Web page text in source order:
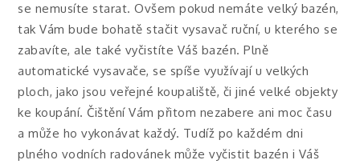
se nemusíte starat. Ovšem pokud nemáte velký bazén,
tak Vám bude bohatě stačit vysavač ruční, u kterého se
zabavíte, ale také vyčistíte Váš bazén. Plně
automatické vysavače, se spíše využívají u velkých
ploch, jako jsou veřejné koupaliště, či jiné velké objekty
ke koupání. Čištění Vám přitom nezabere ani moc času
a může ho vykonávat každý. Tudíž po každém dni
plného vodních radovánek může vyčistit bazén i Váš